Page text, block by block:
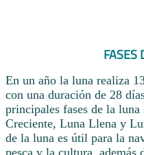
FASES
En un año la luna realiza
con una duración de 28
principales fases de la
Creciente, Luna Llena y
de la luna es útil para la